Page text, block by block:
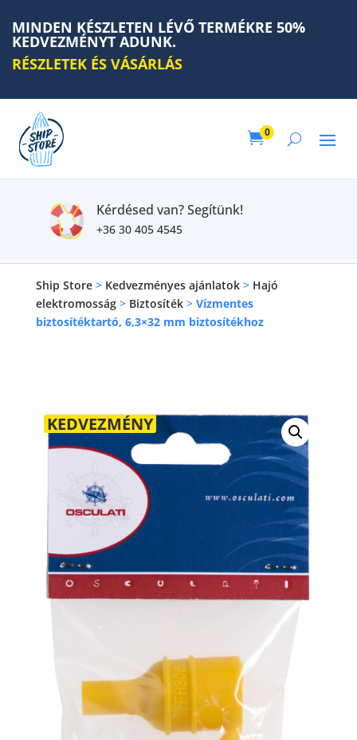
MINDEN KÉSZLETEN LÉVŐ TERMÉKRE 50%
KEDVEZMÉNYT ADUNK.
RÉSZLETEK ÉS VÁSÁRLÁS
0
Kérdésed van? Segítünk!
+36 30 405 4545
Ship Store> Kedvezményes ajánlatok> Hajó
elektromosság> Biztosíték> Vízmentes
biztosítéktartó, 6,3×32 mm biztosítékhoz
KEDVEZMÉNY